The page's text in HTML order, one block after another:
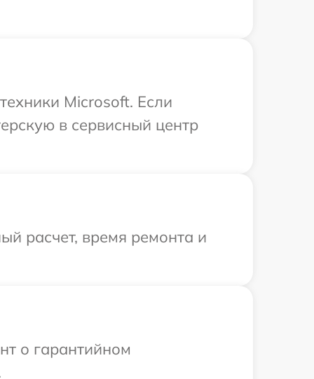
Microsoft. Если
в сервисный центр
расчет, время ремонта и
о гарантийном